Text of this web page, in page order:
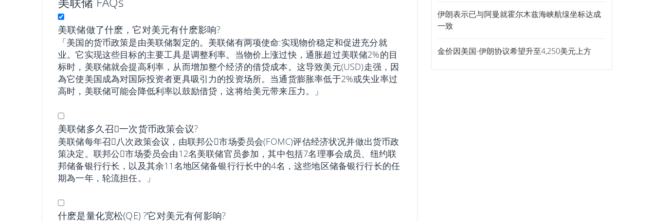
美联储做了什麽，它对美元有什麽影响?
「美国的货币政策是由美联储製定的。美联储有两项使命:实现物价稳定和促进充分就
业。它实现这些目标的主要工具是调整利率。当物价上涨过快，通胀超过美联储2%的目
标时，美联储就会提高利率，从而增加整个经济的借贷成本。这导致美元(USD)走强，因
為它使美国成為对国际投资者更具吸引力的投资场所。当通货膨胀率低于2%或失业率过
高时，美联储可能会降低利率以鼓励借贷，这将给美元带来压力。」
美联储多久召𫔭一次货币政策会议?
美联储每年召𫔭八次政策会议，由联邦公𫔭市场委员会(FOMC)评估经济状况并做出货币政
策决定。联邦公𫔭市场委员会由12名美联储官员参加，其中包括7名理事会成员、纽约联
邦储备银行行长，以及其余11名地区储备银行行长中的4名，这些地区储备银行行长的任
期為一年，轮流担任。」
什麽是量化宽松(QE) ?它对美元有何影响?
伊朗表示已与阿曼就霍尔木兹海峡航缐坐标达成
一致
金价因美国-伊朗协议希望升至4,250美元上方